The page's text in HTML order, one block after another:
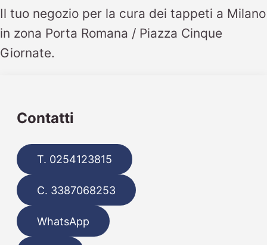
Il tuo negozio per la cura dei tappeti a Milano
in zona Porta Romana / Piazza Cinque
Giornate.
Contatti
T. 0254123815
C. 3387068253
WhatsApp